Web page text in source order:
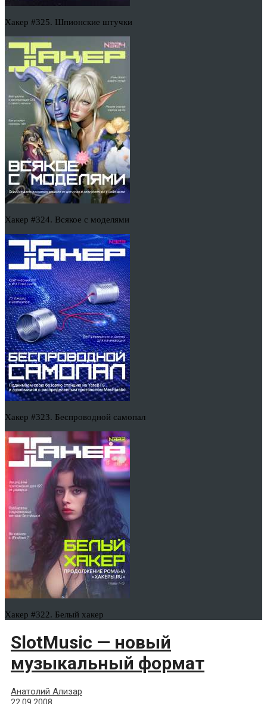
Хакер #325. Шпионские штучки
Хакер #324. Всякое с моделями
Хакер #323. Беспроводной самопал
Хакер #322. Белый хакер
SlotMusic — новый
музыкальный формат
Анатолий Ализар